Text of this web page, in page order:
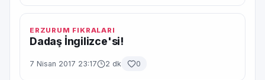
ERZURUM FIKRALARI
Dadaş İngilizce'si!
7 Nisan 2017 23:17 2 dk 0